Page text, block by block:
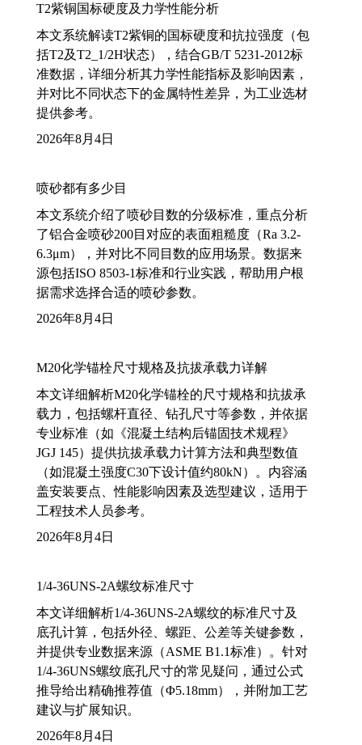
T2紫铜国标硬度及力学性能分析
本文系统解读T2紫铜的国标硬度和抗拉强度（包
括T2及T2_1/2H状态），结合GB/T 5231-2012标
准数据，详细分析其力学性能指标及影响因素，
并对比不同状态下的金属特性差异，为工业选材
提供参考。
2026年8月4日
喷砂都有多少目
本文系统介绍了喷砂目数的分级标准，重点分析
了铝合金喷砂200目对应的表面粗糙度（Ra 3.2-
6.3μm），并对比不同目数的应用场景。数据来
源包括ISO 8503-1标准和行业实践，帮助用户根
据需求选择合适的喷砂参数。
2026年8月4日
M20化学锚栓尺寸规格及抗拔承载力详解
本文详细解析M20化学锚栓的尺寸规格和抗拔承
载力，包括螺杆直径、钻孔尺寸等参数，并依据
专业标准（如《混凝土结构后锚固技术规程》
JGJ 145）提供抗拔承载力计算方法和典型数值
（如混凝土强度C30下设计值约80kN）。内容涵
盖安装要点、性能影响因素及选型建议，适用于
工程技术人员参考。
2026年8月4日
1/4-36UNS-2A螺纹标准尺寸
本文详细解析1/4-36UNS-2A螺纹的标准尺寸及
底孔计算，包括外径、螺距、公差等关键参数，
并提供专业数据来源（ASME B1.1标准）。针对
1/4-36UNS螺纹底孔尺寸的常见疑问，通过公式
推导给出精确推荐值（Φ5.18mm），并附加工艺
建议与扩展知识。
2026年8月4日